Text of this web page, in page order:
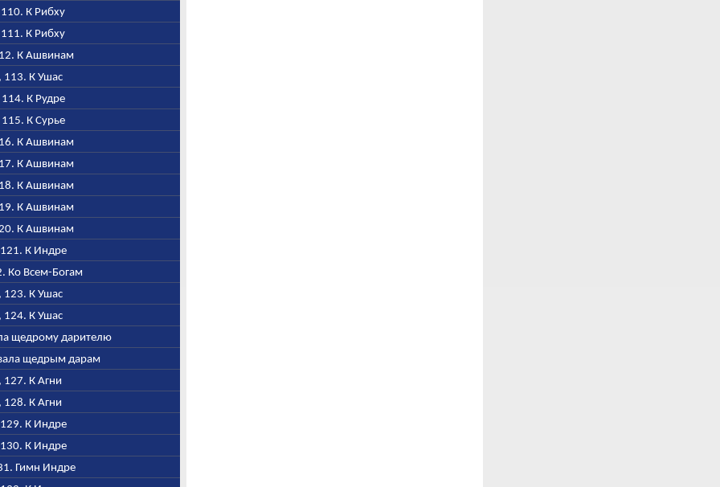
К Рибху
К Рибху
К Ашвинам
113. К Ушас
114. К Рудре
115. К Сурье
К Ашвинам
К Ашвинам
К Ашвинам
К Ашвинам
К Ашвинам
К Индре
Ко Всем-Богам
123. К Ушас
124. К Ушас
щедрому дарителю
щедрым дарам
127. К Агни
128. К Агни
К Индре
К Индре
Гимн Индре